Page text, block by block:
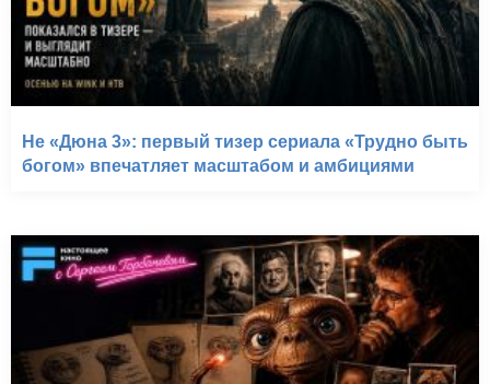
Не «Дюна 3»: первый тизер сериала «Трудно быть
богом» впечатляет масштабом и амбициями